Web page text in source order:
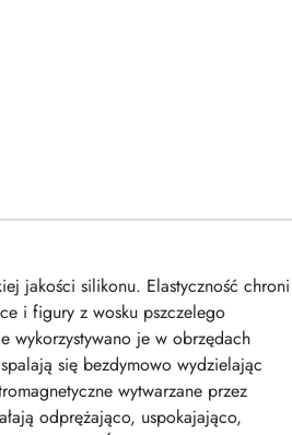
jakości silikonu. Elastyczność chroni
i figury z wosku pszczelego
wykorzystywano je w obrzędach
się bezdymowo wydzielając
wytwarzane przez
odprężająco, uspokajająco,